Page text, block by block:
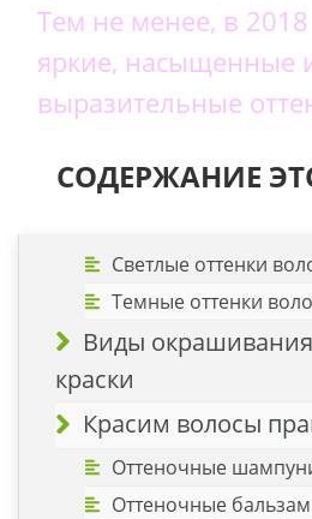
Тем не менее, в
яркие, насыщенные
выразительные
СОДЕРЖАНИЕ
Светлые оттенки
Темные оттенки
Виды
краски
Красим волосы
Оттеночные
Оттеночные